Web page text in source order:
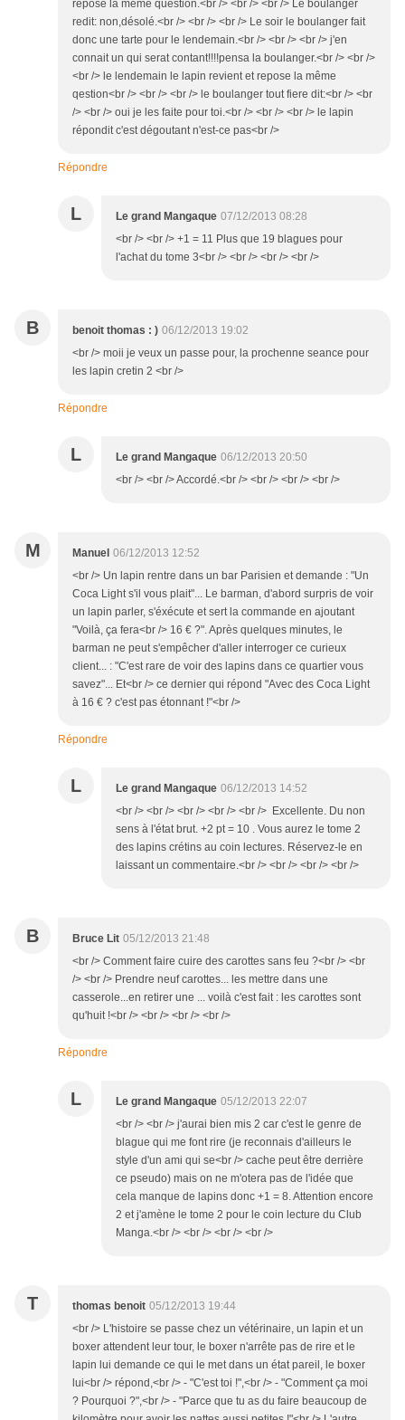
repose la même question.<br /> <br /> <br /> Le boulanger
redit: non,désolé.<br /> <br /> <br /> Le soir le boulanger fait
donc une tarte pour le lendemain.<br /> <br /> <br /> j'en
connait un qui serat contant!!!!pensa la boulanger.<br /> <br />
<br /> le lendemain le lapin revient et repose la même
qestion<br /> <br /> <br /> le boulanger tout fiere dit:<br /> <br
/> <br /> oui je les faite pour toi.<br /> <br /> <br /> le lapin
répondit c'est dégoutant n'est-ce pas<br />
Répondre
L Le grand Mangaque 07/12/2013 08:28
<br /> <br /> +1 = 11 Plus que 19 blagues pour
l'achat du tome 3<br /> <br /> <br /> <br />
B benoit thomas : ) 06/12/2013 19:02
<br /> moii je veux un passe pour, la prochenne seance pour
les lapin cretin 2 <br />
Répondre
L Le grand Mangaque 06/12/2013 20:50
<br /> <br /> Accordé.<br /> <br /> <br /> <br />
M Manuel 06/12/2013 12:52
<br /> Un lapin rentre dans un bar Parisien et demande : "Un
Coca Light s'il vous plait"... Le barman, d'abord surpris de voir
un lapin parler, s'éxécute et sert la commande en ajoutant
"Voilà, ça fera<br /> 16 € ?". Après quelques minutes, le
barman ne peut s'empêcher d'aller interroger ce curieux
client... : "C'est rare de voir des lapins dans ce quartier vous
savez"... Et<br /> ce dernier qui répond "Avec des Coca Light
à 16 € ? c'est pas étonnant !"<br />
Répondre
L Le grand Mangaque 06/12/2013 14:52
<br /> <br /> <br /> <br /> <br /> Excellente. Du non
sens à l'état brut. +2 pt = 10 . Vous aurez le tome 2
des lapins crétins au coin lectures. Réservez-le en
laissant un commentaire.<br /> <br /> <br /> <br />
B Bruce Lit 05/12/2013 21:48
<br /> Comment faire cuire des carottes sans feu ?<br /> <br
/> <br /> Prendre neuf carottes... les mettre dans une
casserole...en retirer une ... voilà c'est fait : les carottes sont
qu'huit !<br /> <br /> <br /> <br />
Répondre
L Le grand Mangaque 05/12/2013 22:07
<br /> <br /> j'aurai bien mis 2 car c'est le genre de
blague qui me font rire (je reconnais d'ailleurs le
style d'un ami qui se<br /> cache peut être derrière
ce pseudo) mais on ne m'otera pas de l'idée que
cela manque de lapins donc +1 = 8. Attention encore
2 et j'amène le tome 2 pour le coin lecture du Club
Manga.<br /> <br /> <br /> <br />
T thomas benoit 05/12/2013 19:44
<br /> L'histoire se passe chez un vétérinaire, un lapin et un
boxer attendent leur tour, le boxer n'arrête pas de rire et le
lapin lui demande ce qui le met dans un état pareil, le boxer
lui<br /> répond,<br /> - "C'est toi !",<br /> - "Comment ça moi
? Pourquoi ?",<br /> - "Parce que tu as du faire beaucoup de